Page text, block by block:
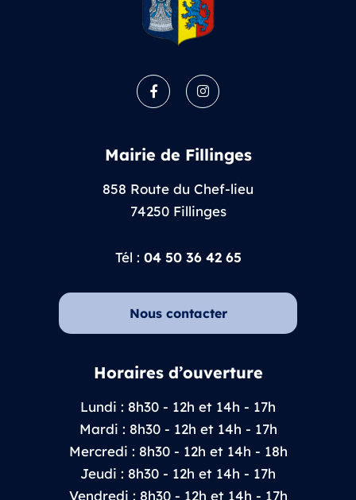
FacebookInstagram
Mairie de Fillinges
858 Route du Chef-lieu
74250 Fillinges
Tél : 04 50 36 42 65
Nous contacter
Horaires d’ouverture
Lundi : 8h30 - 12h et 14h - 17h
Mardi : 8h30 - 12h et 14h - 17h
Mercredi : 8h30 - 12h et 14h - 18h
Jeudi : 8h30 - 12h et 14h - 17h
Vendredi : 8h30 - 12h et 14h - 17h